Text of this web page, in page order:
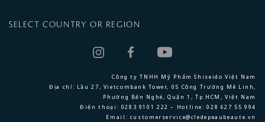
SELECT COUNTRY OR REGION
Công ty TNHH Mỹ Phẩm Shiseido Việt Nam
Địa chỉ: Lầu 27, Vietcombank Tower, 05 Công Trường Mê Linh,
Phường Bến Nghé, Quận 1, Tp.HCM, Việt Nam
Điện thoại: 0283 9101 222 – Hotline: 028 627 55 994
Email: customerservice@cledepeaubeaute.vn